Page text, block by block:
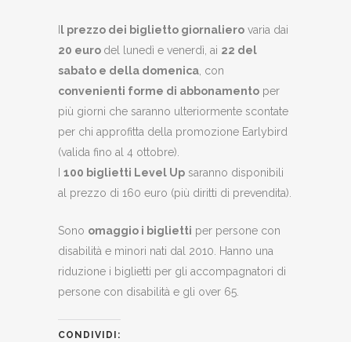
l prezzo dei biglietto giornaliero varia dai
20 euro del lunedì e venerdì, ai 22 del
sabato e della domenica, con
convenienti forme di abbonamento per
più giorni che saranno ulteriormente scontate
per chi approfitta della promozione Earlybird
(valida fino al 4 ottobre).
100 biglietti Level Up saranno disponibili
al prezzo di 160 euro (più diritti di prevendita).
Sono omaggio i biglietti per persone con
disabilità e minori nati dal 2010. Hanno una
riduzione i biglietti per gli accompagnatori di
persone con disabilità e gli over 65.
CONDIVIDI: